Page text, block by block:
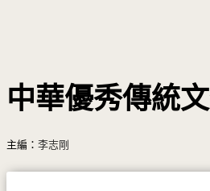
中華優秀傳統
主編： 李志剛